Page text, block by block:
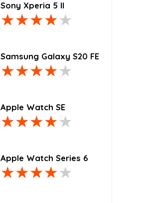
Sony Xperia 5 II
Samsung Galaxy S20 FE
Apple Watch SE
Apple Watch Series 6